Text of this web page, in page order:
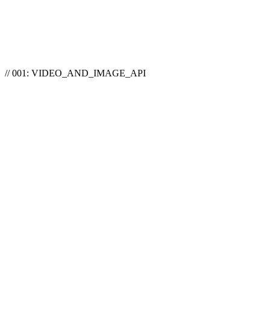
// 001: VIDEO_AND_IMAGE_API